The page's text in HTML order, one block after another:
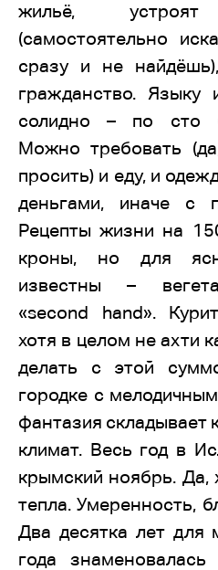
жильё,
(самостоятельно
сразу и не
гражданство. Языку
солидно – по сто
Можно требовать
просить) и еду, и
деньгами, иначе с
Рецепты жизни на
кроны, но для
известны –
«second hand».
хотя в целом не ахти
делать с этой
городке с
фантазия складывает
климат. Весь год в
крымский ноябрь. Да,
тепла. Умеренность,
Два десятка лет для
года